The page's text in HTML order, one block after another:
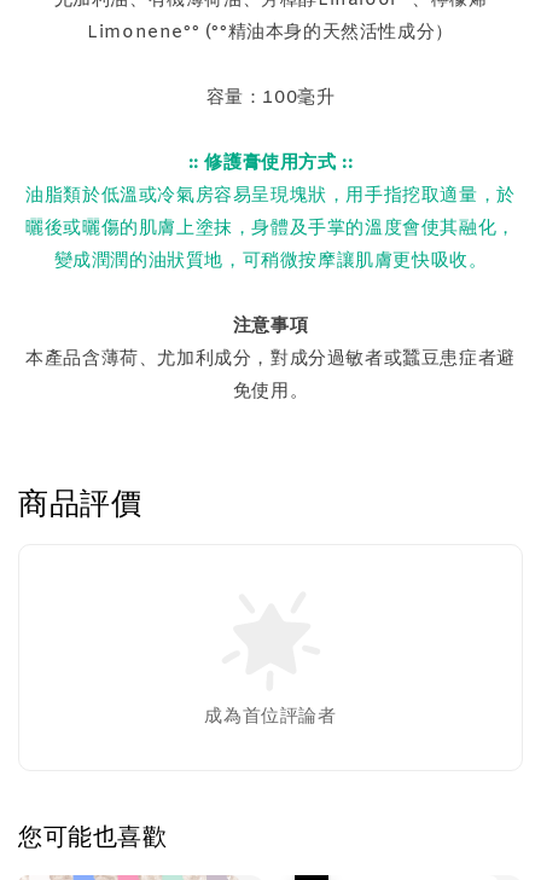
Limonene°° (°°精油本身的天然活性成分）
容量：100毫升
:: 修護膏使用方式 ::
油脂類於低溫或冷氣房容易呈現塊狀，用手指挖取適量，於
曬後或曬傷的肌膚上塗抹，身體及手掌的溫度會使其融化，
變成潤潤的油狀質地，可稍微按摩讓肌膚更快吸收。
注意事項
本產品含薄荷、尤加利成分，對成分過敏者或蠶豆患症者避
免使用。
商品評價
成為首位評論者
您可能也喜歡